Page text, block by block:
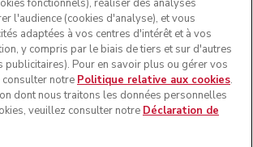
fonctionnels), réaliser des analyses
l'audience (cookies d'analyse), et vous
adaptées à vos centres d'intérêt et à vos
y compris par le biais de tiers et sur d'autres
publicitaires). Pour en savoir plus ou gérer vos
notre Politique relative aux cookies.
dont nous traitons les données personnelles
veuillez consulter notre Déclaration de